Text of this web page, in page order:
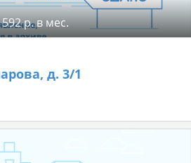
р. в мес.
д. 3/1